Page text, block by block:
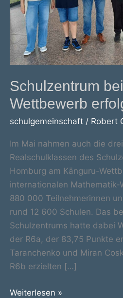
Schulzentrum
Wettbewerb
schulgemeinschaft / Robert
Im Mai nahmen auch die
Realschulklassen des
Homburg am Känguru-
internationalen
880 000 Teilnehmerinnen
rund 12 600 Schulen. Das
Schulzentrums hatte dabei
der R6a, der 83,75 Punkte
Taranchenko und Miran
R6b erzielten […]
Schulzentrum
Weiterlesen »